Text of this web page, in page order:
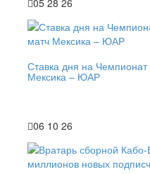
05 28 26
Ставка дня на
Мексика – ЮАР
06 10 26